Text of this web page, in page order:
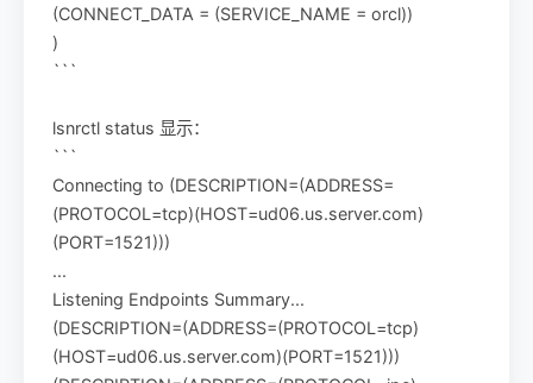
(CONNECT_DATA = (SERVICE_NAME = orcl))
)
```
lsnrctl status 显示：
```
Connecting to (DESCRIPTION=(ADDRESS=
(PROTOCOL=tcp)(HOST=ud06.us.server.com)
(PORT=1521)))
...
Listening Endpoints Summary...
(DESCRIPTION=(ADDRESS=(PROTOCOL=tcp)
(HOST=ud06.us.server.com)(PORT=1521)))